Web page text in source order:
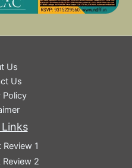
Us
Us
Policy
1
Review 2